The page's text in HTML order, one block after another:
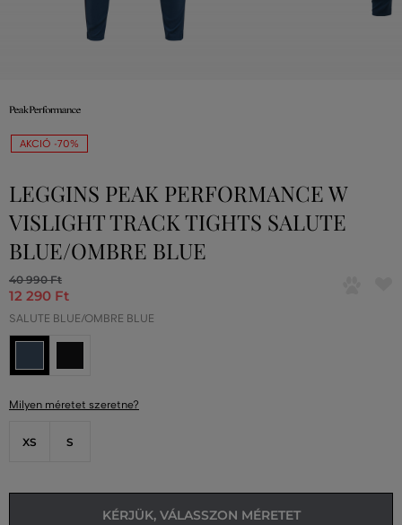
AKCIÓ -70%
LEGGINS PEAK PERFORMANCE W
VISLIGHT TRACK TIGHTS SALUTE
BLUE/OMBRE BLUE
40 990 Ft
12 290 Ft
SALUTE BLUE/OMBRE BLUE
Milyen méretet szeretne?
XS S
KÉRJÜK, VÁLASSZON MÉRETET